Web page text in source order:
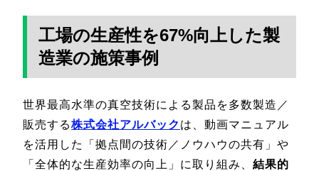
工場の生産性を67%向上した製
造業の施策事例
世界最高水準の真空技術による製品を多数製造／
販売する株式会社アルバック は、動画マニュアル
を活用した「拠点間の技術／ノウハウの共有」や
「全体的な生産効率の向上」に取り組み、 結果的